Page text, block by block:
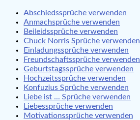
Abschiedssprüche verwenden
Anmachsprüche verwenden
Beileidssprüche verwenden
Chuck Norris Sprüche verwenden
Einladungssprüche verwenden
Freundschaftssprüche verwenden
Geburtstagssprüche verwenden
Hochzeitssprüche verwenden
Konfuzius Sprüche verwenden
Liebe ist … Sprüche verwenden
Liebessprüche verwenden
Motivationssprüche verwenden